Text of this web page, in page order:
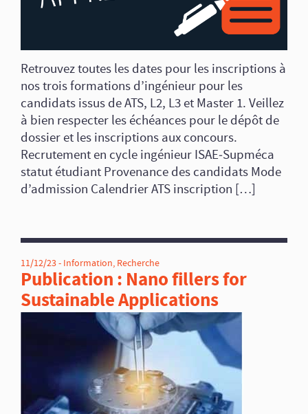
Retrouvez toutes les dates pour les inscriptions à
nos trois formations d’ingénieur pour les
candidats issus de ATS, L2, L3 et Master 1. Veillez
à bien respecter les échéances pour le dépôt de
dossier et les inscriptions aux concours.
Recrutement en cycle ingénieur ISAE‑Supméca
statut étudiant Provenance des candidats Mode
d’admission Calendrier ATS inscription […]
11/12/23 - Information, Recherche
Publication : Nano fillers for
Sustainable Applications